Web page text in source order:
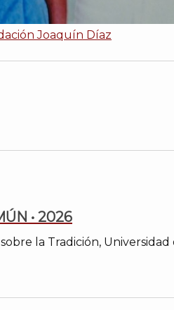
Joaquín Díaz
• 2026
la Tradición,